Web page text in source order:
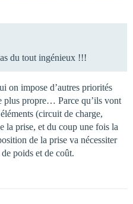
du tout ingénieux !!!
on impose d’autres priorités
plus propre… Parce qu’ils vont
(circuit de charge,
prise, et du coup une fois la
de la prise va nécessiter
poids et de coût.